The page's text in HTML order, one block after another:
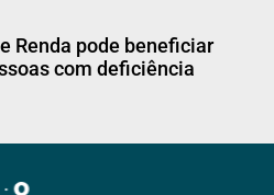
Renda pode beneficiar
com deficiência